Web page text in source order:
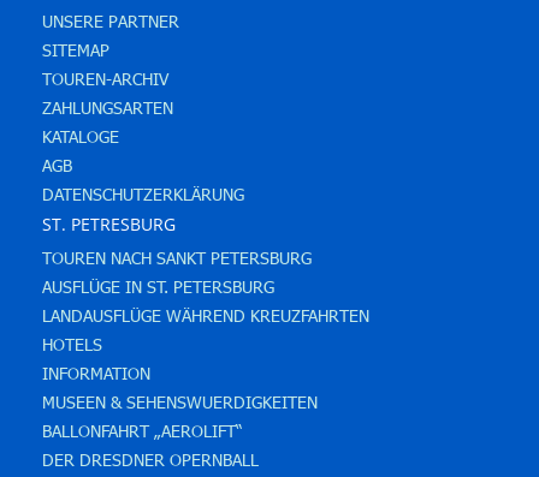
UNSERE PARTNER
SITEMAP
TOUREN-ARCHIV
ZAHLUNGSARTEN
KATALOGE
AGB
DATENSCHUTZERKLÄRUNG
ST. PETRESBURG
TOUREN NACH SANKT PETERSBURG
AUSFLÜGE IN ST. PETERSBURG
LANDAUSFLÜGE WÄHREND KREUZFAHRTEN
HOTELS
INFORMATION
MUSEEN & SEHENSWUERDIGKEITEN
BALLONFAHRT „AEROLIFT“
DER DRESDNER OPERNBALL